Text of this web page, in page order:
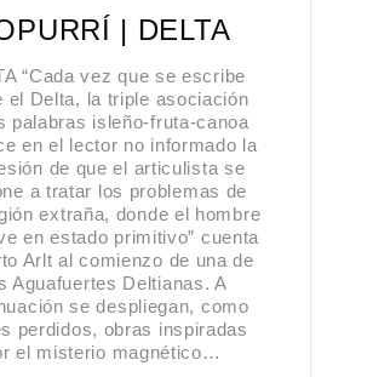
| DELTA
“Cada vez que se escribe
el Delta, la triple asociación
palabras isleño-fruta-canoa
en el lector no informado la
de que el articulista se
a tratar los problemas de
extraña, donde el hombre
en estado primitivo” cuenta
Arlt al comienzo de una de
Aguafuertes Deltianas. A
se despliegan, como
perdidos, obras inspiradas
el misterio magnético…